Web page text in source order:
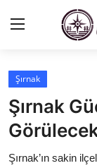
Gizlilik
Gezi Rehberleri
İletişim
Şırnak
Şırnak
Şırnak’ın sakin